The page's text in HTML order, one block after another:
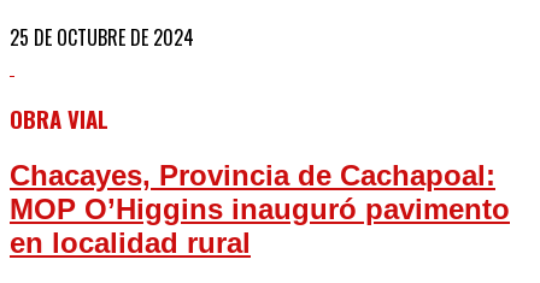
25 DE OCTUBRE DE 2024
OBRA VIAL
Chacayes, Provincia de Cachapoal:
MOP O’Higgins inauguró pavimento
en localidad rural